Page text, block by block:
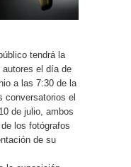
tendrá la
autores el día de
a las 7:30 de la
conversatorios el
de julio, ambos
los fotógrafos
de su